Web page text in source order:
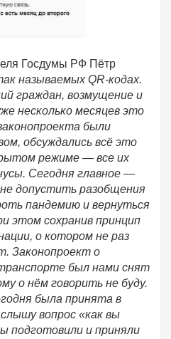
Госдумы РФ Пётр
называемых QR-кодах.
граждан, возмущение и
несколько месяцев это
были
обсуждались всё это
режиме — все их
Сегодня главное —
допустить разобщения
пандемию и вернуться
этом сохранив принцип
о котором не раз
Законопроект о
был нами снят
о нём говорить не буду.
была принята в
вопрос «как вы
подготовили и приняли